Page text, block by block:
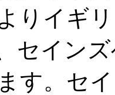
りイギ
セイン
す。セ